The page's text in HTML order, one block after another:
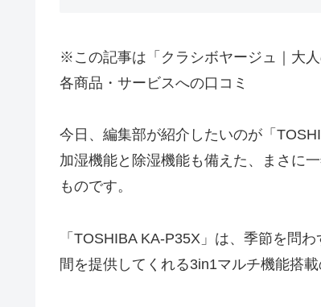
※この記事は「クラシボヤージュ｜大
各商品・サービスへの口コミ
今日、編集部が紹介したいのが「
加湿機能と除湿機能も備えた、まさに
ものです。
「TOSHIBA KA-P35X」は、季節を問
間を提供してくれる3in1マルチ機能搭載